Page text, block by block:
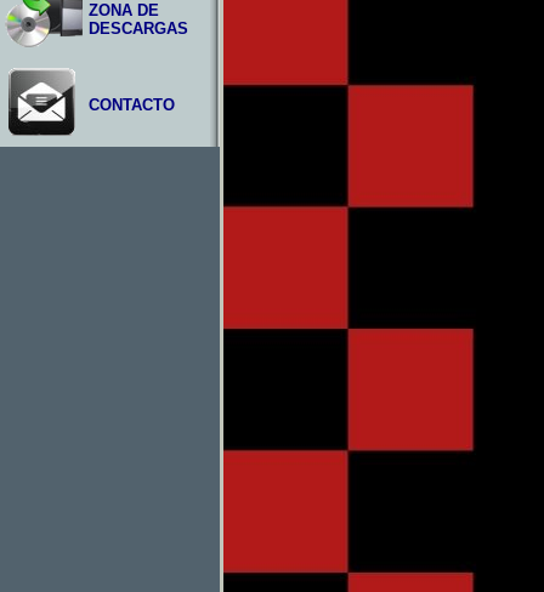
ZONA DE
DESCARGAS
CONTACTO